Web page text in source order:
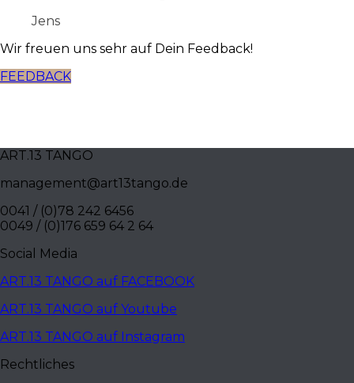
Jens
Wir freuen uns sehr auf Dein Feedback!
FEEDBACK
ART.13 TANGO
management@art13tango.de
0041 / (0)78 242 6456
0049 / (0)176 659 64 2 64
Social Media
ART.13 TANGO auf FACEBOOK
ART.13 TANGO auf Youtube
ART.13 TANGO auf Instagram
Rechtliches